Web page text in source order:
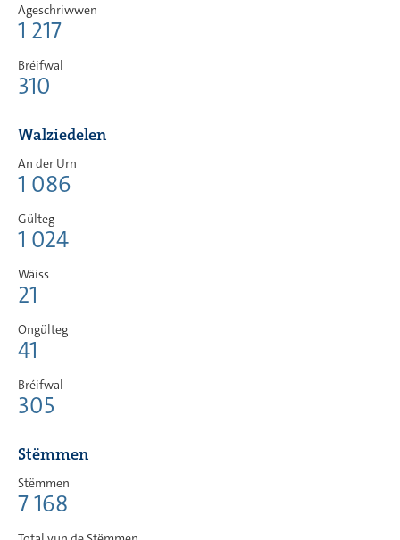
Ageschriwwen
1 217
Bréifwal
310
Walziedelen
An der Urn
1 086
Gülteg
1 024
Wäiss
21
Ongülteg
41
Bréifwal
305
Stëmmen
Stëmmen
7 168